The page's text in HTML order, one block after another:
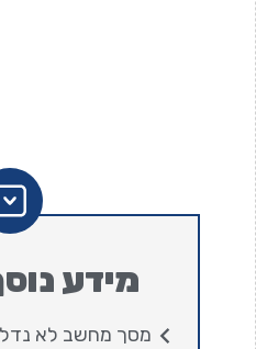
מידע
מסך מחשב לא